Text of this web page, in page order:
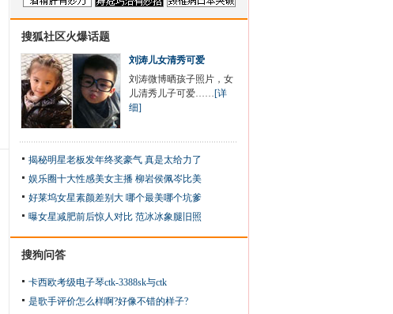
搜狐社区火爆话题
刘涛儿女清秀可爱
刘涛微博晒孩子照片，女
儿清秀儿子可爱……[详
细]
揭秘明星老板发年终奖豪气 真是太给力了
娱乐圈十大性感美女主播 柳岩侯佩岑比美
好莱坞女星素颜差别大 哪个最美哪个坑爹
曝女星减肥前后惊人对比 范冰冰象腿旧照
搜狗问答
卡西欧考级电子琴ctk-3388sk与ctk
是歌手评价怎么样啊?好像不错的样子?